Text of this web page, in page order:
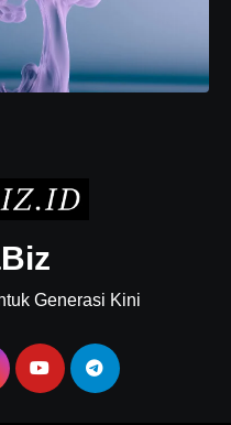
Generasi Kini